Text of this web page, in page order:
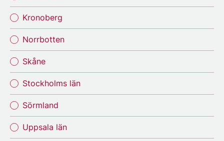
Kronoberg
Norrbotten
Skåne
Stockholms län
Sörmland
Uppsala län